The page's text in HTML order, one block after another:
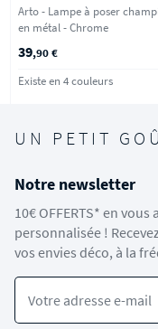
Arto - Lampe à poser
en métal - Chrome
39,90 €
Existe en 4 couleurs
UN PETIT
Notre newsletter
10€ OFFERTS* en
personnalisée !
vos envies déco, à la
Votre adresse e-mail